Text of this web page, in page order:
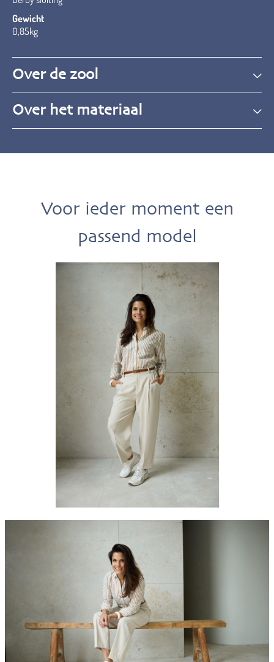
Gewicht
0,85kg
Over de zool
Over het materiaal
Voor ieder moment een
passend model